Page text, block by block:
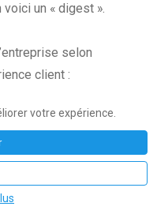
un « digest ».
selon
client :
européen avec
entreprises
votre expérience.